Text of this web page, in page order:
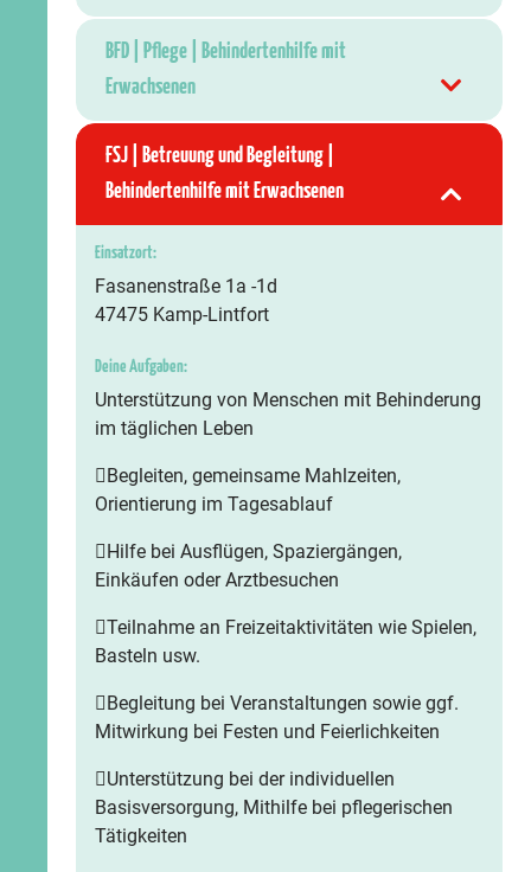
BFD | Pflege | Behindertenhilfe mit
Erwachsenen
FSJ | Betreuung und Begleitung |
Behindertenhilfe mit Erwachsenen
Einsatzort:
Fasanenstraße 1a -1d
47475 Kamp-Lintfort
Deine Aufgaben:
Unterstützung von Menschen mit Behinderung
im täglichen Leben
Begleiten, gemeinsame Mahlzeiten,
Orientierung im Tagesablauf
Hilfe bei Ausflügen, Spaziergängen,
Einkäufen oder Arztbesuchen
Teilnahme an Freizeitaktivitäten wie Spielen,
Basteln usw.
Begleitung bei Veranstaltungen sowie ggf.
Mitwirkung bei Festen und Feierlichkeiten
Unterstützung bei der individuellen
Basisversorgung, Mithilfe bei pflegerischen
Tätigkeiten